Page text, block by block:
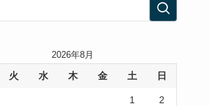
2026年8月
火 水 木 金 土 日
1 2